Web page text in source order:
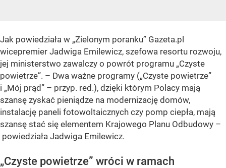
Jak powiedziała w „Zielonym poranku” Gazeta.pl
wicepremier Jadwiga Emilewicz, szefowa resortu rozwoju,
jej ministerstwo zawalczy o powrót programu „Czyste
powietrze”. – Dwa ważne programy („Czyste powietrze”
i „Mój prąd” – przyp. red.), dzięki którym Polacy mają
szansę zyskać pieniądze na modernizację domów,
instalację paneli fotowoltaicznych czy pomp ciepła, mają
szansę stać się elementem Krajowego Planu Odbudowy –
powiedziała Jadwiga Emilewicz.
„Czyste powietrze” wróci w ramach